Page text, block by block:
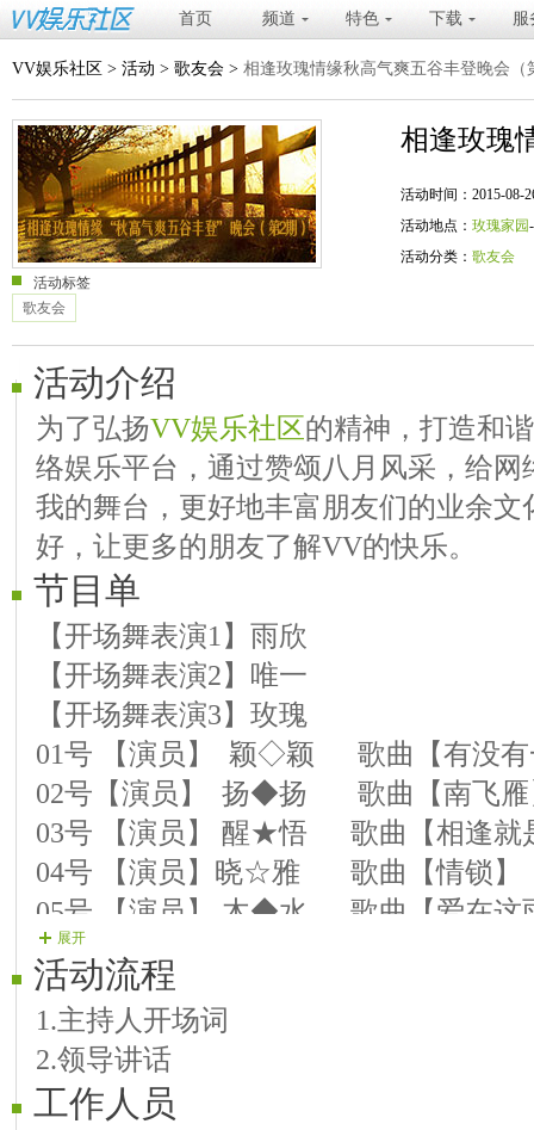
首页 频道 特色 下载 服
VV娱乐社区 > 活动 > 歌友会 > 相逢玫瑰情缘秋高气爽五谷丰登晚会（
相逢玫瑰
活动时间：2015-08-
活动地点： 玫瑰家园
活动分类： 歌友会
活动标签
歌友会
活动介绍
为了弘扬VV娱乐社区的精神，打造和
络娱乐平台，通过赞颂八月风采，给
我的舞台，更好地丰富朋友们的业余
好，让更多的朋友了解VV的快乐。
节目单
【开场舞表演1】雨欣
【开场舞表演2】唯一
【开场舞表演3】玫瑰
01号 【演员】 颖◇颖 歌曲【有没有
02号【演员】 扬◆扬 歌曲【南飞雁
03号 【演员】 醒★悟 歌曲【相逢就
04号 【演员】晓☆雅 歌曲【情锁】
05号 【演员】 木◆水 歌曲【爱在这
06号 【演员】 玫◇瑰 歌曲【爱在这
07号 【演员】 可◆心 歌曲【恋曲
08号 【演员】 快◇乐 歌曲 【风含情
09号【演员】 友◆谊 歌曲【友谊】
展开
活动流程
1.主持人开场词
2.领导讲话
工作人员